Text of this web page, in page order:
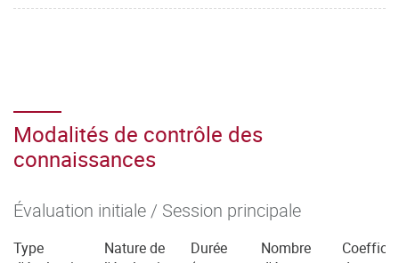
Modalités de contrôle des
connaissances
Évaluation initiale / Session principale
Type
Nature de
Durée
Nombre